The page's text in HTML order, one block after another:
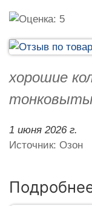
хорошие
1 июня 2026 г.
Источник: Озон